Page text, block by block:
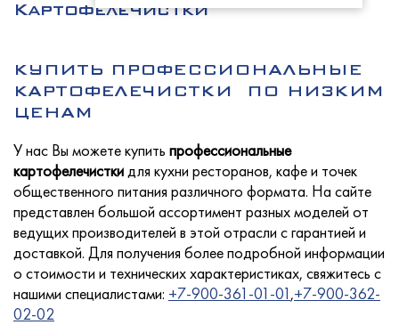
Индустриям
Услуги
Картофелечистки
КУПИТЬ ПРОФЕССИОНАЛЬНЫЕ
КАРТОФЕЛЕЧИСТКИ ПО НИЗКИМ
ЦЕНАМ
У нас Вы можете купить профессиональные
картофелечисткидля кухни ресторанов, кафе и точек
общественного питания различного формата. На сайте
представлен большой ассортимент разных моделей от
ведущих производителей в этой отрасли с гарантией и
доставкой. Для получения более подробной информации
о стоимости и технических характеристиках, свяжитесь с
нашими специалистами: +7-900-361-01-01,+7-900-362-
02-02